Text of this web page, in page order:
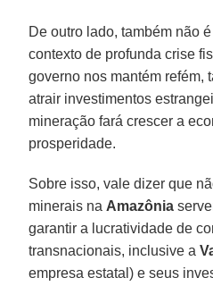
De outro lado, também não
contexto de profunda crise
governo nos mantém refém,
atrair investimentos
mineração fará crescer a
prosperidade.
Sobre isso, vale dizer que
minerais na Amazônia
garantir a lucratividade de
transnacionais, inclusive a
empresa estatal) e seus